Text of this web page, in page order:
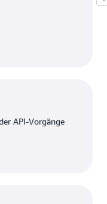
API-Vorgänge